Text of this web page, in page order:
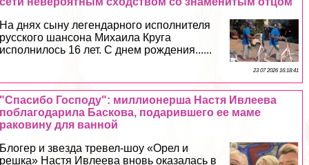
На днях сыну легендарного исполнителя
русского шансона Михаила Круга
исполнилось 16 лет. С днем рождения......
23 07 2026 16:18:41
"Спасибо Господу": миллионерша Настя Ивлеева
поблагодарила Баскова, подарившего ее маме
paковину для ванной
Блогер и звезда тревел-шоу «Орел и
решка» Настя Ивлеева вновь оказалась в